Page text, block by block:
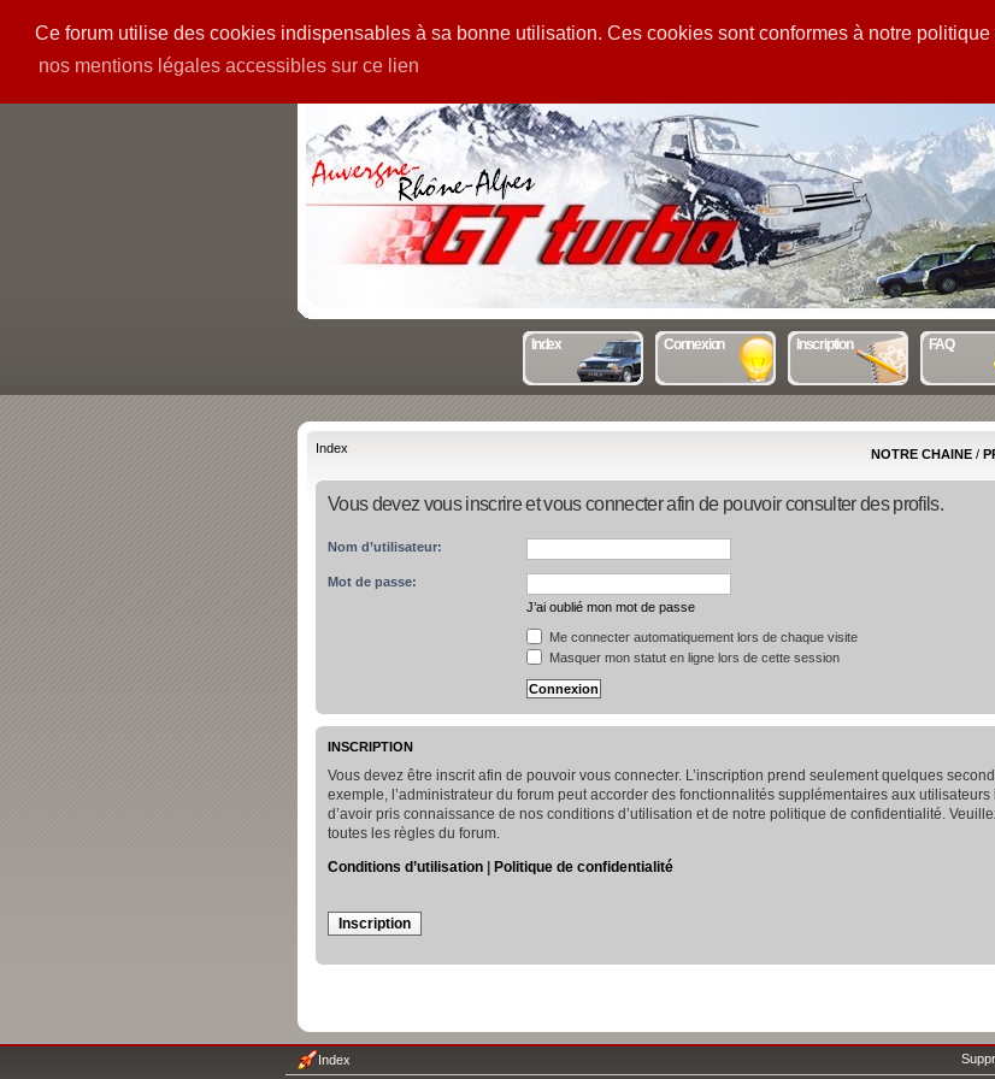
Ce forum utilise des cookies indispensables à sa bonne utilisation. Ces cookies sont conformes à notre
nos mentions légales accessibles sur ce lien
PIECES
Index Connexion Inscription FAQ
Index NOTRE CHAINE /
Vous devez vous inscrire et vous connecter afin de pouvoir consulter des profils.
Nom d’utilisateur:
Mot de passe:
J’ai oublié mon mot de passe
Me connecter automatiquement lors de chaque visite
Masquer mon statut en ligne lors de cette session
INSCRIPTION
Vous devez être inscrit afin de pouvoir vous connecter. L’inscription prend seulement quelques
exemple, l’administrateur du forum peut accorder des fonctionnalités supplémentaires aux
d’avoir pris connaissance de nos conditions d’utilisation et de notre politique de confidentialité.
toutes les règles du forum.
Conditions d’utilisation | Politique de confidentialité
Inscription
Index